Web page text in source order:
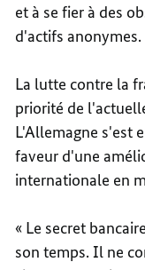
et à se fier à des
d'actifs anonymes.
La lutte contre la
priorité de
L'Allemagne s'est
faveur d'une
internationale en
« Le secret
son temps. Il ne